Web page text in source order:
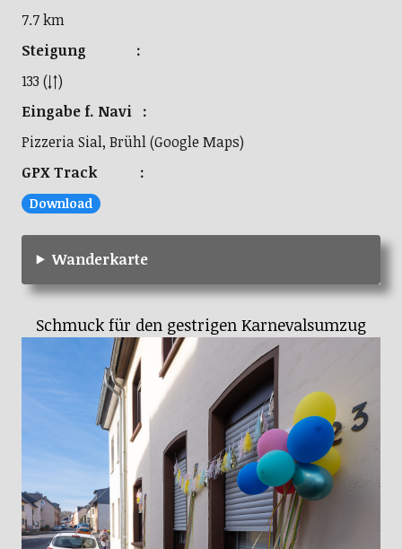
7.7 km
Steigung :
133 (↓↑)
Eingabe f. Navi :
Pizzeria Sial, Brühl (Google Maps)
GPX Track :
Download
Wanderkarte